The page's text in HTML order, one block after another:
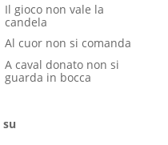
Il gioco non vale la
candela
Al cuor non si comanda
A caval donato non si
guarda in bocca
su